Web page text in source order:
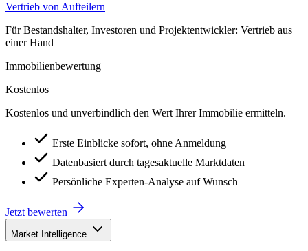
Vertrieb von Aufteilern
Für Bestandshalter, Investoren und Projektentwickler: Vertrieb aus
einer Hand
Immobilienbewertung
Kostenlos
Kostenlos und unverbindlich den Wert Ihrer Immobilie ermitteln.
Erste Einblicke sofort, ohne Anmeldung
Datenbasiert durch tagesaktuelle Marktdaten
Persönliche Experten-Analyse auf Wunsch
Jetzt bewerten
Market Intelligence